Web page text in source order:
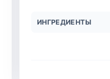
ИНГРЕДИЕНТЫ